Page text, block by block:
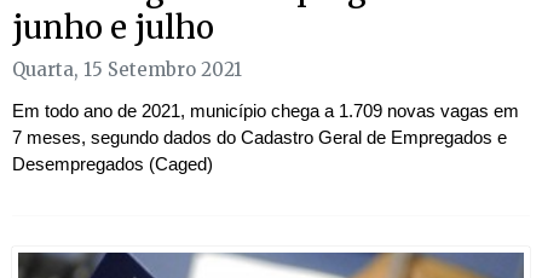
junho e julho
Quarta, 15 Setembro 2021
Em todo ano de 2021, município chega a 1.709 novas vagas em
7 meses, segundo dados do Cadastro Geral de Empregados e
Desempregados (Caged)